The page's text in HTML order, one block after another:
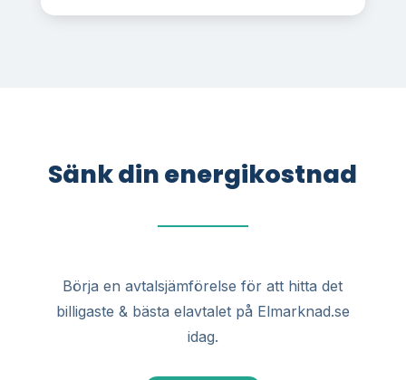
Sänk din energikostnad
Börja en avtalsjämförelse för att hitta det
billigaste & bästa elavtalet på Elmarknad.se
idag.